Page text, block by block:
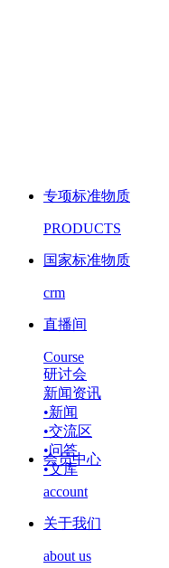
专项标准物质
PRODUCTS
国家标准物质
crm
直播间
Course
研讨会
新闻资讯
•新闻
•交流区
•问答
•文库
会员中心
account
关于我们
about us